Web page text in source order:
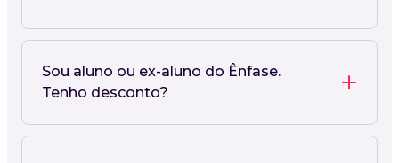
Sou aluno ou ex-aluno do Ênfase.
Tenho desconto?